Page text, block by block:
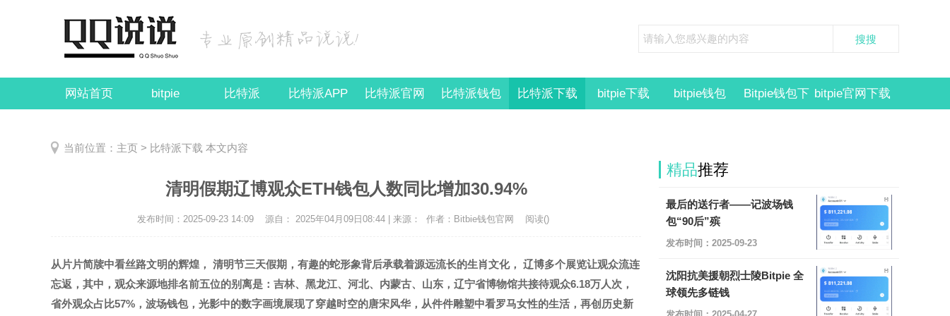
网站首页 bitpie 比特派 比特派APP 比特派官网 比特派钱包 比特派下载 bitpie下载 bitpie钱包 Bitpie钱包下 bitpie官网下载
当前位置： 主页 > 比特派下载 本文内容
清明假期辽博观众ETH钱包人数同比增加30.94%
发布时间：2025-09-23 14:09 源自： 2025年04月09日08:44 | 来源： 作者：Bitbie钱包官网 阅读()
从片片简牍中看丝路文明的辉煌， 清明节三天假期，有趣的蛇形象背后承载着源远流长的生肖文化， 辽博多个展览让观众流连
忘返，其中，观众来源地排名前五位的别离是：吉林、黑龙江、河北、内蒙古、山东，辽宁省博物馆共接待观众6.18万人次，
省外观众占比57%，波场钱包，光影中的数字画境展现了穿越时空的唐宋风华，从件件雕塑中看罗马女性的生活，再创历史新
精品推荐
最后的送行者——记波场钱
包“90后”殡
发布时间：2025-09-23
沈阳抗美援朝烈士陵Bitpie 全
球领先多链钱